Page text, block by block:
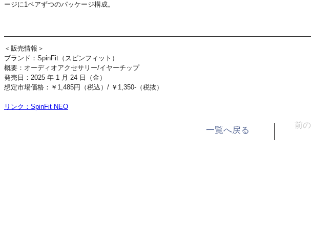
ージに1ペアずつのパッケージ構成。
＜販売情報＞
ブランド：SpinFit（スピンフィット）
概要：オーディオアクセサリー/イヤーチップ
発売日：2025 年 1 月 24 日（金）
想定市場価格：￥1,485円（税込）/ ￥1,350-（税抜）
リンク：SpinFit NEO
一覧へ戻る 前